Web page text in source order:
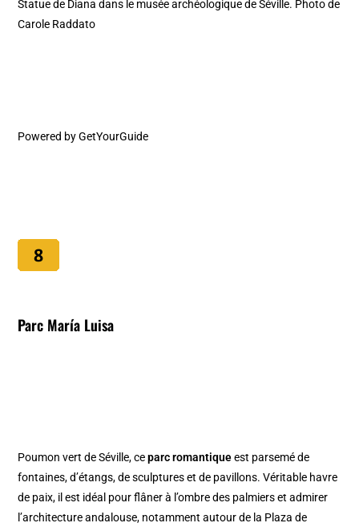
Statue de Diana dans le musée archéologique de Séville. Photo de
Carole Raddato
Powered byGetYourGuide
Parc María Luisa
Poumon vert de Séville, ceparc romantiqueest parsemé de
fontaines, d’étangs, de sculptures et de pavillons. Véritable havre
de paix, il est idéal pour flâner à l’ombre des palmiers et admirer
l’architecture andalouse, notamment autour de la Plaza de